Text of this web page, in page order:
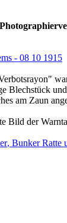
- 08 10 1915
Blechstück
am Zaun
Bild der
, Bunker Ratte